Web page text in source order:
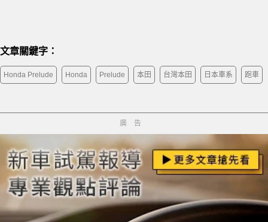
文章關鍵字：
Honda Prelude Honda Prelude 本田 台灣本田 日本車系 跑車
廣告